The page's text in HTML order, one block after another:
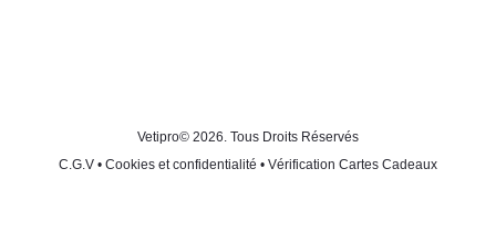
Vetipro© 2026. Tous Droits Réservés
C.G.V • Cookies et confidentialité • Vérification Cartes Cadeaux